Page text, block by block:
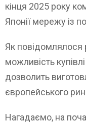
кінця 2025 року
Японії мережу із
Як повідомлялося
можливість
дозволить
європейського
Нагадаємо, на